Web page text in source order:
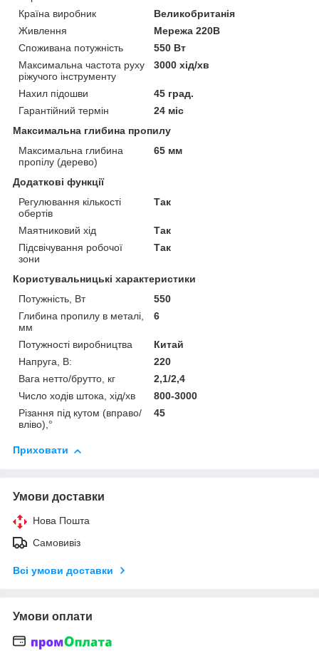
Країна виробник
Великобританія
Живлення
Мережа 220В
Споживана потужність
550 Вт
Максимальна частота руху
ріжучого інструменту
3000 хід/хв
Нахил підошви
45 град.
Гарантійний термін
24 міс
Максимальна глибина пропилу
Максимальна глибина
пропілу (дерево)
65 мм
Додаткові функції
Регулювання кількості
обертів
Так
Маятниковий хід
Так
Підсвічування робочої
зони
Так
Користувальницькі характеристики
Потужність, Вт
550
Глибина пропилу в металі,
мм
6
Потужності виробництва
Китай
Напруга, В:
220
Вага нетто/брутто, кг
2,1/2,4
Число ходів штока, хід/хв
800-3000
Різання під кутом (вправо/
вліво),°
45
Приховати
Умови доставки
Нова Пошта
Самовивіз
Всі умови доставки
Умови оплати